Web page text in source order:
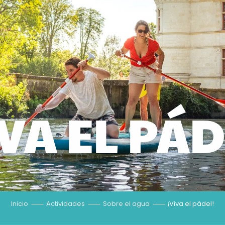
EL
Inicio Actividades Sobre el agua ¡Viva el pádel!